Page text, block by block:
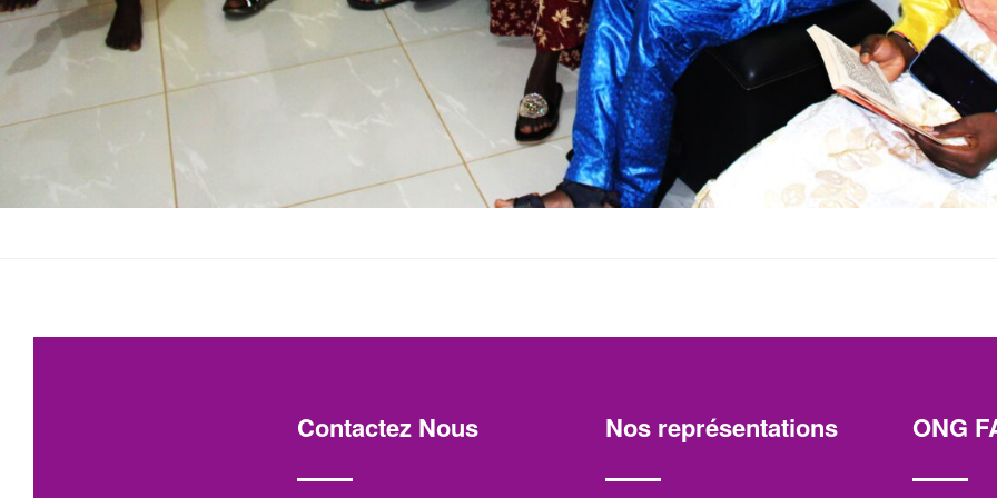
Contactez Nous Nos représentations ONG